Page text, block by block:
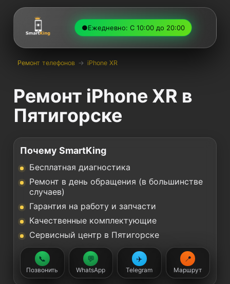
●Ежедневно: С 10:00 до 20:00
Ремонт телефонов → iPhone XR
Ремонт iPhone XR в
Пятигорске
Почему SmartKing
Бесплатная диагностика
Ремонт в день обращения (в большинстве
случаев)
Гарантия на работу и запчасти
Качественные комплектующие
Сервисный центр в Пятигорске
📞
Позвонить
💬
WhatsApp
✈️
Telegram
📍
Маршрут